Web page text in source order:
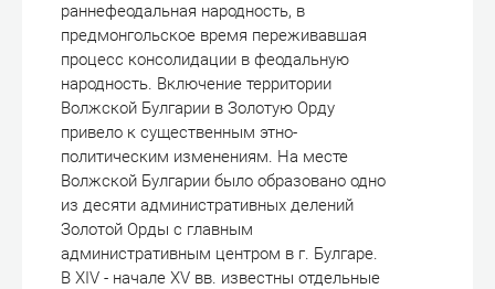
раннефеодальная народность, в
предмонгольское время переживавшая
процесс консолидации в феодальную
народность. Включение территории
Волжской Булгарии в Золотую Орду
привело к существенным этно-
политическим изменениям. На месте
Волжской Булгарии было образовано одно
из десяти административных делений
Золотой Орды с главным
административным центром в г. Булгаре.
В XIV - начале XV вв. известны отдельные